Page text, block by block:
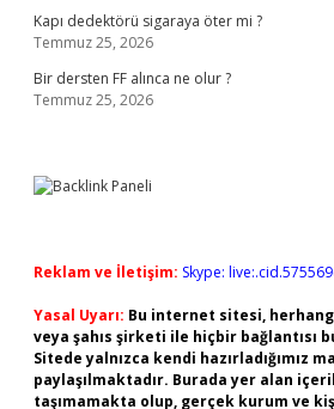
Kapı dedektörü sigaraya öter mi ?
Temmuz 25, 2026
Bir dersten FF alınca ne olur ?
Temmuz 25, 2026
Reklam ve İletişim: Skype:
Yasal Uyarı: Bu internet sitesi,
veya şahıs şirketi ile hiçbir bağlantısı
Sitede yalnızca kendi hazırladığımız
paylaşılmaktadır. Burada yer alan
taşımamakta olup, gerçek kurum ve